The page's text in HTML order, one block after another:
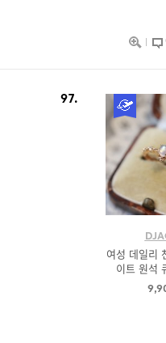
97.
여성 데일리
이트 원석